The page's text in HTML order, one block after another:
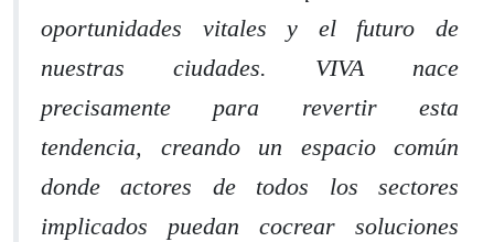
oportunidades vitales y el futuro de
nuestras ciudades. VIVA nace
precisamente para revertir esta
tendencia, creando un espacio común
donde actores de todos los sectores
implicados puedan cocrear soluciones